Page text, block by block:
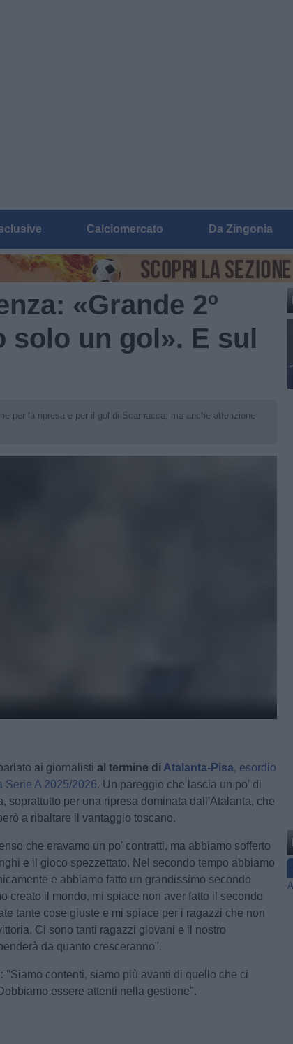
Calciomercato Da Zingonia
«Grande 2º
solo un gol». E sul
per la ripresa e per il gol di Scamacca, ma anche attenzione
ai giornalistial termine di Atalanta-Pisa, esordio
Serie A 2025/2026. Un pareggio che lascia un po' di
soprattutto per una ripresa dominata dall'Atalanta, che
a ribaltare il vantaggio toscano.
che eravamo un po' contratti, ma abbiamo sofferto
e il gioco spezzettato. Nel secondo tempo abbiamo
e abbiamo fatto un grandissimo secondo
creato il mondo, mi spiace non aver fatto il secondo
tante cose giuste e mi spiace per i ragazzi che non
Ci sono tanti ragazzi giovani e il nostro
da quanto cresceranno".
"Siamo contenti, siamo più avanti di quello che ci
essere attenti nella gestione".